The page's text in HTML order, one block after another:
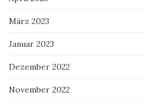
März 2023
Januar 2023
Dezember 2022
November 2022